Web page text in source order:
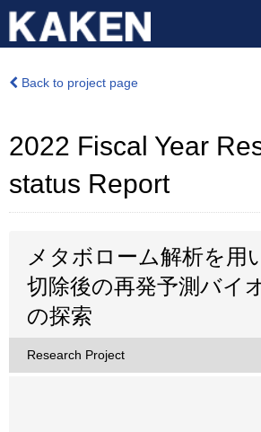
Back to project page
2022 Fiscal Year
status Report
メタボローム解析を用
切除後の再発予測バイ
の探索
Research Project